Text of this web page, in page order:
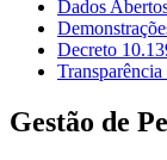
Dados
Decreto
Transparência
Gestão de